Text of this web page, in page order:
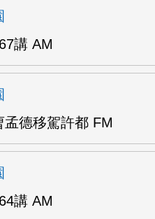
講 AM
孟德移駕許都 FM
講 AM